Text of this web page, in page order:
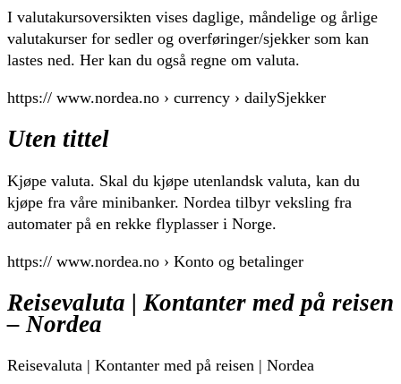
I valutakursoversikten vises daglige, måndelige og årlige
valutakurser for sedler og overføringer/sjekker som kan
lastes ned. Her kan du også regne om valuta.
https:// www.nordea.no › currency › dailySjekker
Uten tittel
Kjøpe valuta. Skal du kjøpe utenlandsk valuta, kan du
kjøpe fra våre minibanker. Nordea tilbyr veksling fra
automater på en rekke flyplasser i Norge.
https:// www.nordea.no › Konto og betalinger
Reisevaluta | Kontanter med på reisen
– Nordea
Reisevaluta | Kontanter med på reisen | Nordea